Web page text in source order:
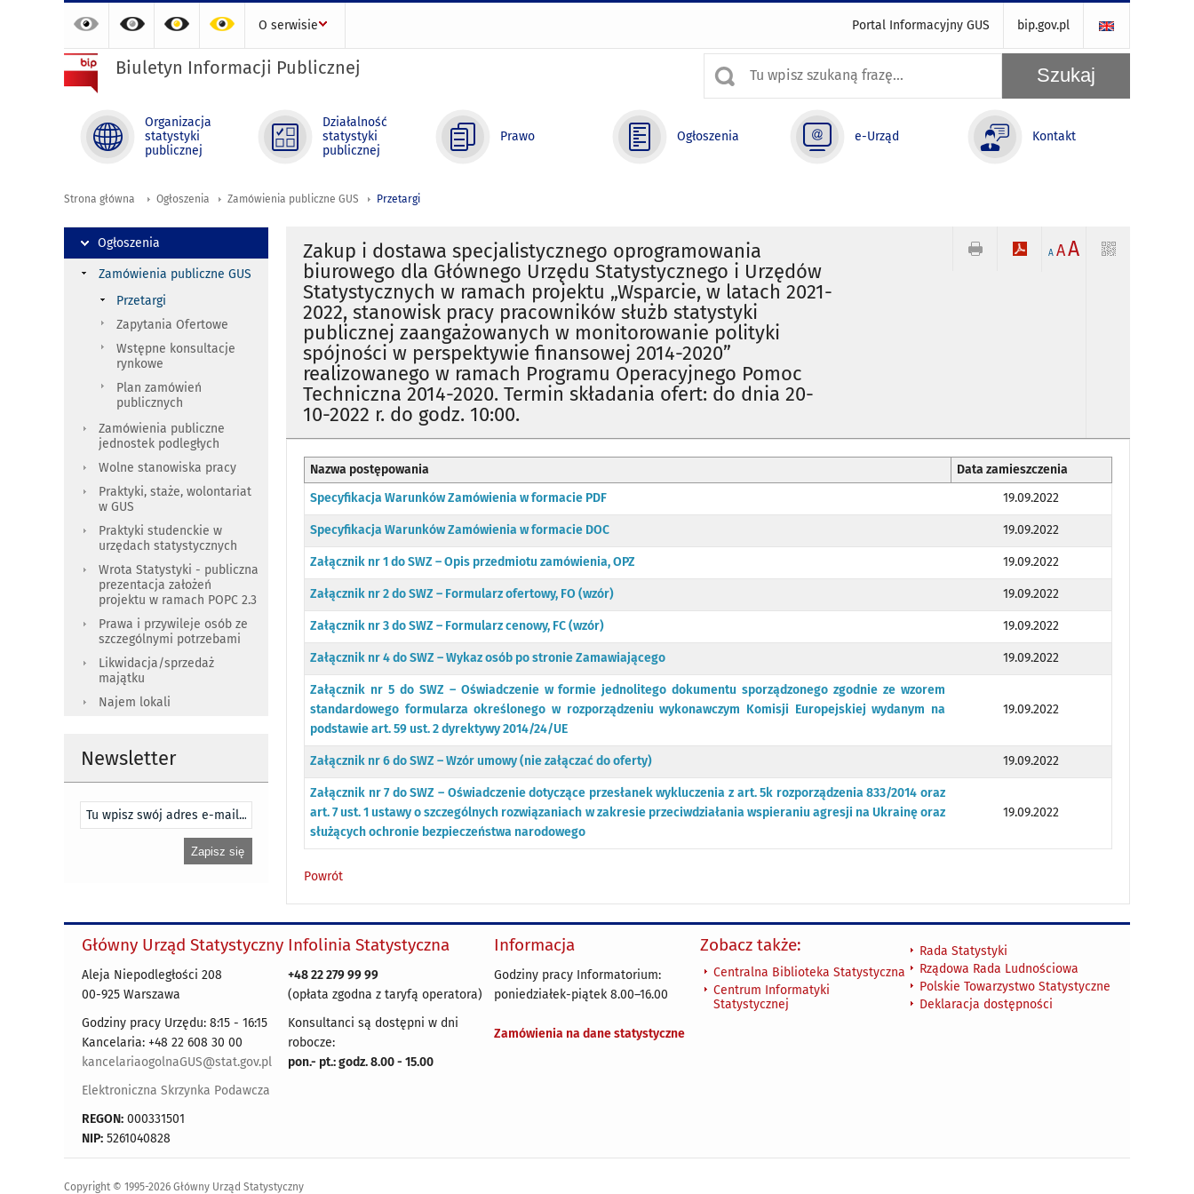
Portal Informacyjny GUS bip.gov.pl
O serwisie
Biuletyn Informacji Publicznej
Organizacja
statystyki
publicznej
Działalność
statystyki
publicznej
Prawo Ogłoszenia e-Urząd Kontakt
Strona główna Ogłoszenia Zamówienia publiczne GUS Przetargi
Zakup i dostawa specjalistycznego oprogramowania
biurowego dla Głównego Urzędu Statystycznego i Urzędów
Statystycznych w ramach projektu „Wsparcie, w latach 2021-
2022, stanowisk pracy pracowników służb statystyki
publicznej zaangażowanych w monitorowanie polityki
spójności w perspektywie finansowej 2014-2020”
realizowanego w ramach Programu Operacyjnego Pomoc
Techniczna 2014-2020. Termin składania ofert: do dnia 20-
10-2022 r. do godz. 10:00.
A AA
Nazwa postępowania
Data zamieszczenia
Specyfikacja Warunków Zamówienia w formacie PDF
19.09.2022
Specyfikacja Warunków Zamówienia w formacie DOC 19.09.2022
Załącznik nr 1 do SWZ – Opis przedmiotu zamówienia, OPZ 19.09.2022
Załącznik nr 2 do SWZ – Formularz ofertowy, FO (wzór) 19.09.2022
Załącznik nr 3 do SWZ – Formularz cenowy, FC (wzór) 19.09.2022
Załącznik nr 4 do SWZ – Wykaz osób po stronie Zamawiającego 19.09.2022
Załącznik nr 5 do SWZ – Oświadczenie w formie jednolitego dokumentu sporządzonego zgodnie ze wzorem
standardowego formularza określonego w rozporządzeniu wykonawczym Komisji Europejskiej wydanym na
podstawie art. 59 ust. 2 dyrektywy 2014/24/UE
19.09.2022
Załącznik nr 6 do SWZ – Wzór umowy (nie załączać do oferty) 19.09.2022
Załącznik nr 7 do SWZ – Oświadczenie dotyczące przesłanek wykluczenia z art. 5k rozporządzenia 833/2014 oraz
art. 7 ust. 1 ustawy o szczególnych rozwiązaniach w zakresie przeciwdziałania wspieraniu agresji na Ukrainę oraz
służących ochronie bezpieczeństwa narodowego
19.09.2022
Powrót
Ogłoszenia
Zamówienia publiczne GUS
Przetargi
Zapytania Ofertowe
Wstępne konsultacje
rynkowe
Plan zamówień
publicznych
Zamówienia publiczne
jednostek podległych
Wolne stanowiska pracy
Praktyki, staże, wolontariat
w GUS
Praktyki studenckie w
urzędach statystycznych
Wrota Statystyki - publiczna
prezentacja założeń
projektu w ramach POPC 2.3
Prawa i przywileje osób ze
szczególnymi potrzebami
Likwidacja/sprzedaż
majątku
Najem lokali
Newsletter
Główny Urząd Statystyczny
Aleja Niepodległości 208
00-925 Warszawa
Godziny pracy Urzędu: 8:15 - 16:15
Kancelaria: +48 22 608 30 00
kancelariaogolnaGUS@stat.gov.pl
Elektroniczna Skrzynka Podawcza
REGON: 000331501
NIP: 5261040828
Infolinia Statystyczna
+48 22 279 99 99
(opłata zgodna z taryfą operatora)
Konsultanci są dostępni w dni
robocze:
pon.- pt.: godz. 8.00 - 15.00
Informacja
Godziny pracy Informatorium:
poniedziałek-piątek 8.00–16.00
Zamówienia na dane statystyczne
Zobacz także:
Centralna Biblioteka Statystyczna
Centrum Informatyki
Statystycznej
Rada Statystyki
Rządowa Rada Ludnościowa
Polskie Towarzystwo Statystyczne
Deklaracja dostępności
Copyright © 1995-2026 Główny Urząd Statystyczny